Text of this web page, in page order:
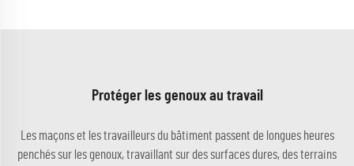
Protéger les genoux au travail
Les maçons et les travailleurs du bâtiment passent de longues heures
penchés sur les genoux, travaillant sur des surfaces dures, des terrains